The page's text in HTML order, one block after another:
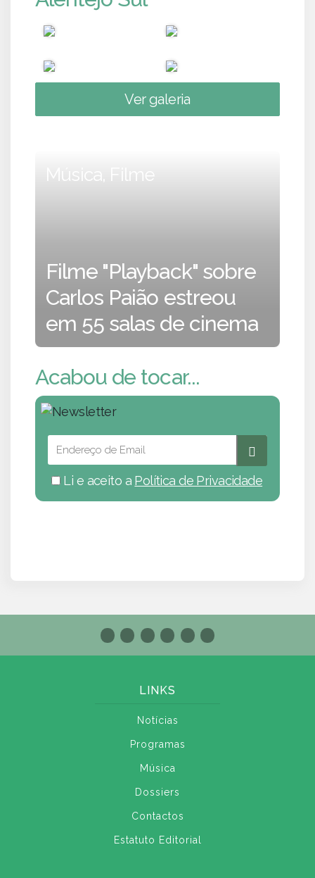
Ver galeria
Música, Filme
Filme "Playback" sobre
Carlos Paião estreou
em 55 salas de cinema
Acabou de tocar...
Li e aceito a Política de Privacidade
LINKS
Notícias
Programas
Música
Dossiers
Contactos
Estatuto Editorial